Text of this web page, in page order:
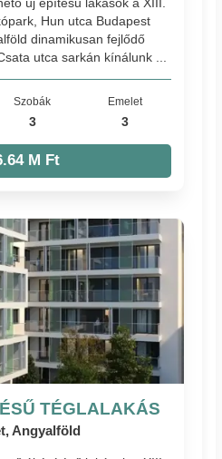
Hun utca Budapest
dinamikusan fejlődő
utca sarkán kínálunk ...
Szobák
3
Emelet
3
M Ft
TÉGLALAKÁS
Angyalföld